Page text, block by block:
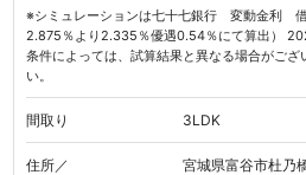
※シミュレーションは七十七銀行 変動金利
2.875％より2.335％優遇0.54％にて算出）
条件によっては、試算結果と異なる場合がござ
い。
間取り 3LDK
住所／
宮城県富谷市杜乃